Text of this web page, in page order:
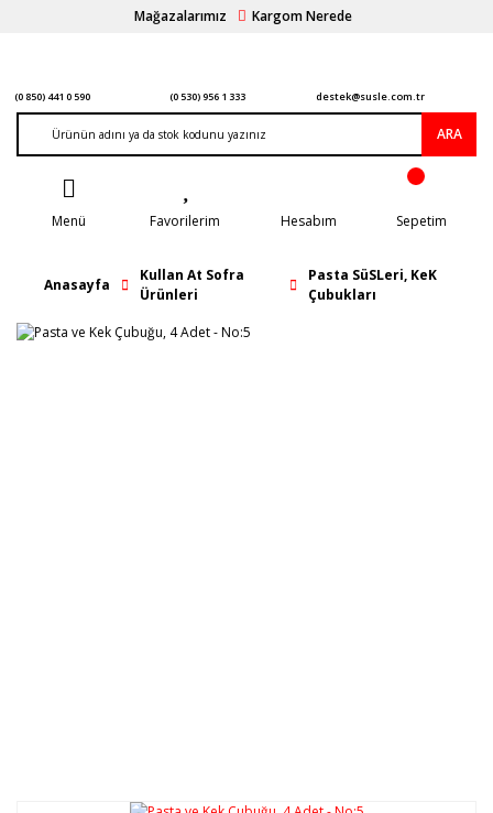
Mağazalarımız Kargom Nerede
(0 850) 441 0 590 (0 530) 956 1 333 destek@susle.com.tr
ARA
Menü Favorilerim Hesabım Sepetim
Anasayfa
Kullan At Sofra
Ürünleri
Pasta SüSLeri, KeK
Çubukları